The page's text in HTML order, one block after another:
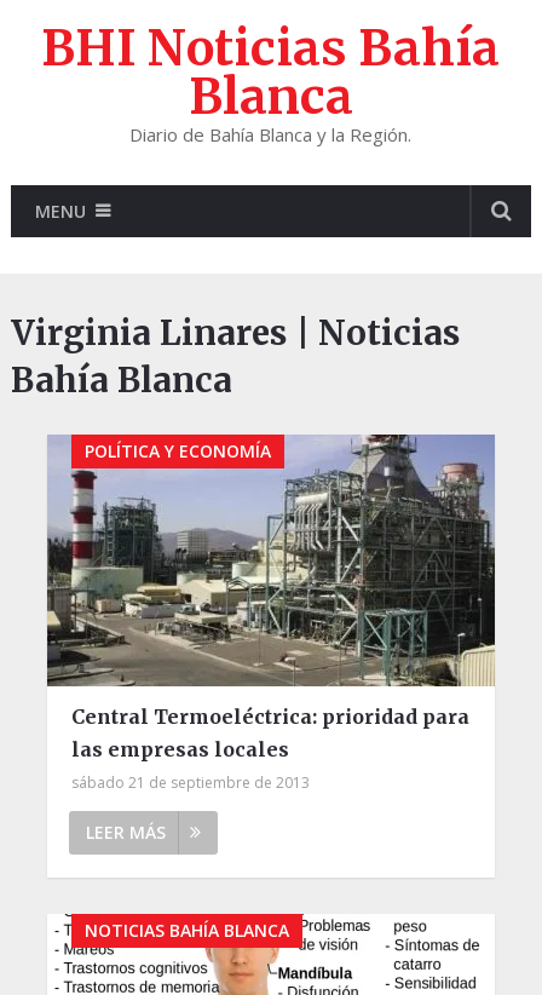
BHI Noticias Bahía
Blanca
Diario de Bahía Blanca y la Región.
MENU
Virginia Linares | Noticias
Bahía Blanca
POLÍTICA Y ECONOMÍA
Central Termoeléctrica: prioridad para
las empresas locales
sábado 21 de septiembre de 2013
LEER MÁS
NOTICIAS BAHÍA BLANCA